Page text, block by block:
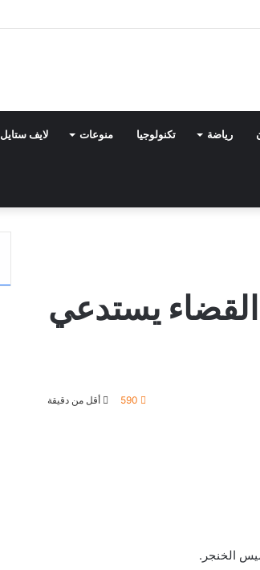
رياضة تكنولوجيا منوعات لايف ستايل
يستدعي
590 أقل من دقيقة
الخنجر.